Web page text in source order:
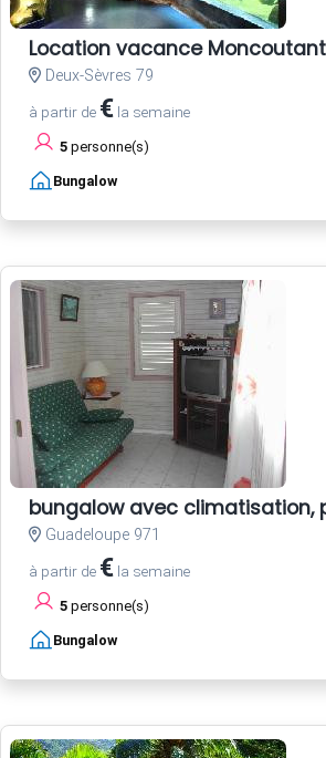
Location vacance Moncoutant
Deux-Sèvres 79
à partir de € la semaine
5 personne(s)
Bungalow
bungalow avec climatisation,
Guadeloupe 971
à partir de € la semaine
5 personne(s)
Bungalow